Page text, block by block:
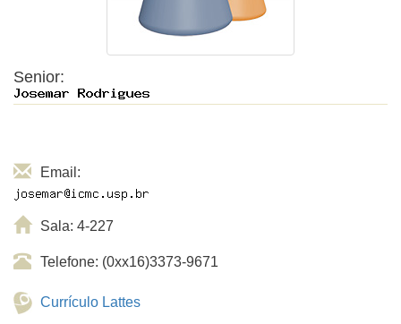
Senior:
Email:
Sala: 4-227
Telefone: (0xx16)3373-9671
Currículo Lattes